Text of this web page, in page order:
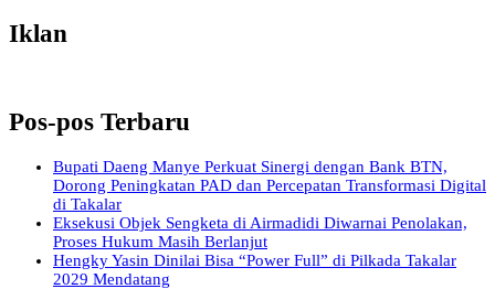
Iklan
Pos-pos Terbaru
Bupati Daeng Manye Perkuat Sinergi dengan Bank BTN,
Dorong Peningkatan PAD dan Percepatan Transformasi Digital
di Takalar
Eksekusi Objek Sengketa di Airmadidi Diwarnai Penolakan,
Proses Hukum Masih Berlanjut
Hengky Yasin Dinilai Bisa “Power Full” di Pilkada Takalar
2029 Mendatang